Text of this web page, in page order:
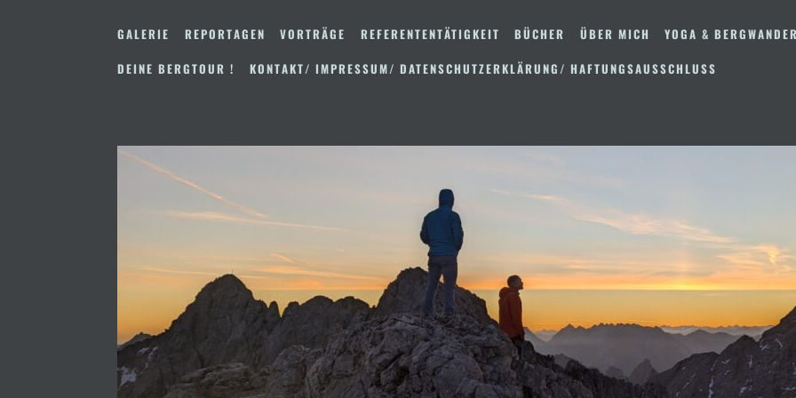
Inhalt
GALERIE REPORTAGEN VORTRÄGE REFERENTENTÄTIGKEIT BÜCHER ÜBER MICH
YOGA &
DEINE BERGTOUR !
KONTAKT/ IMPRESSUM/ DATENSCHUTZERKLÄRUNG/ HAFTUNGSAUSSCHLUSS